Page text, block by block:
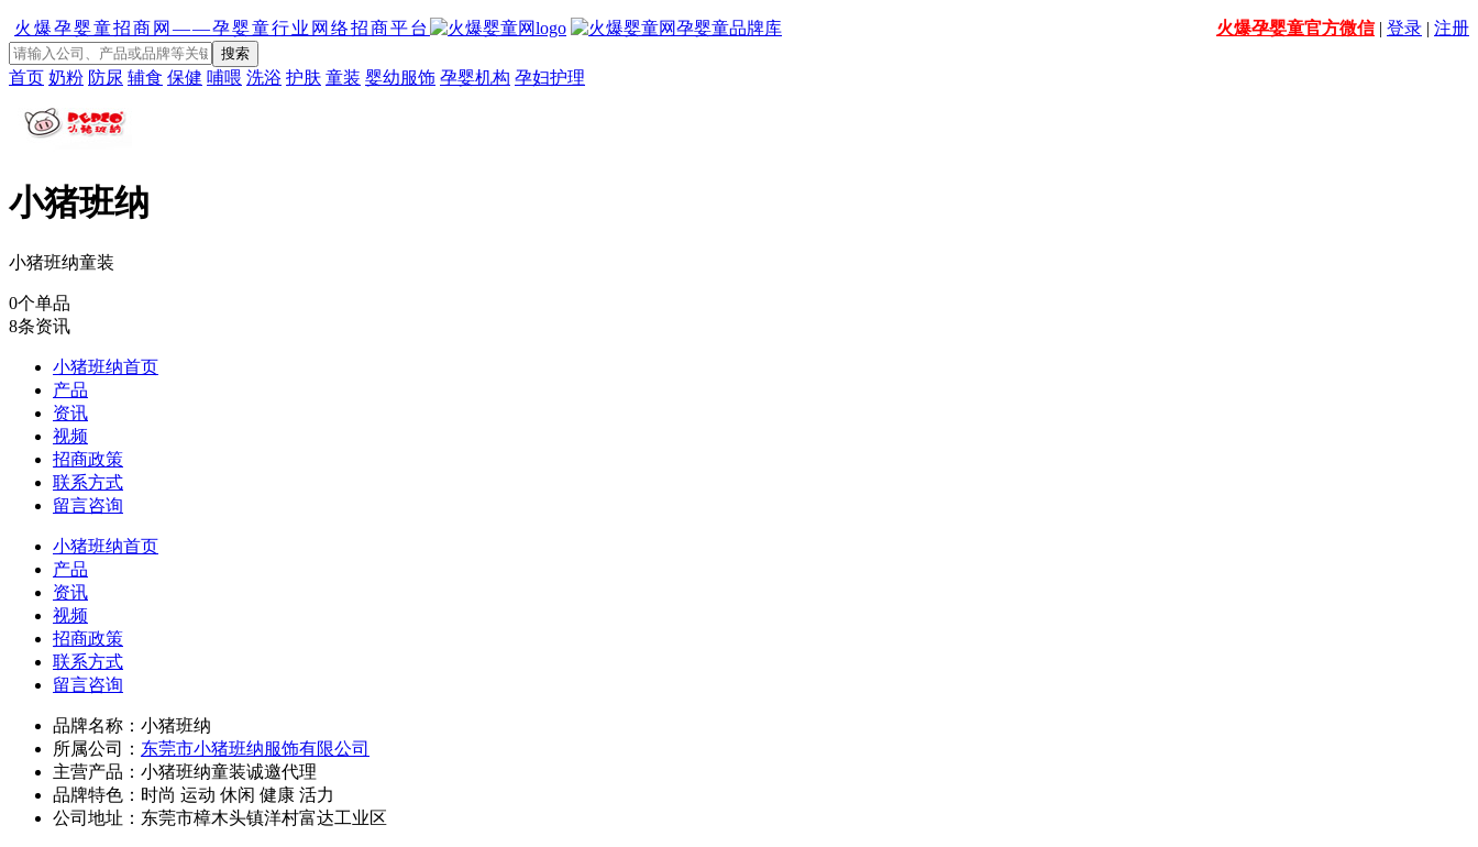
火爆孕婴童招商网——孕婴童行业网络招商平台 火爆孕婴童官方微信| 登录 | 注册
首页 奶粉 防尿 辅食 保健 哺喂 洗浴 护肤 童装 婴幼服饰 孕婴机构 孕妇护理
小猪班纳
小猪班纳童装
0个单品
8条资讯
小猪班纳首页
产品
资讯
视频
招商政策
联系方式
留言咨询
小猪班纳首页
产品
资讯
视频
招商政策
联系方式
留言咨询
品牌名称： 小猪班纳
所属公司： 东莞市小猪班纳服饰有限公司
主营产品： 小猪班纳童装诚邀代理
品牌特色： 时尚 运动 休闲 健康 活力
公司地址： 东莞市樟木头镇洋村富达工业区